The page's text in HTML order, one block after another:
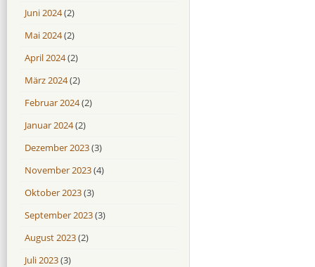
Juni 2024(2)
Mai 2024(2)
April 2024(2)
März 2024(2)
Februar 2024(2)
Januar 2024(2)
Dezember 2023(3)
November 2023(4)
Oktober 2023(3)
September 2023(3)
August 2023(2)
Juli 2023(3)